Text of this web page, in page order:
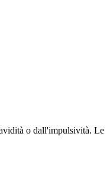
o dall'impulsività. Le